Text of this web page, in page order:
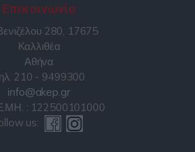
Επικοινωνία
280, 17675
Καλλιθέα
Αθήνα
210 - 9499300
info@akep.gr
: 122500101000
us: